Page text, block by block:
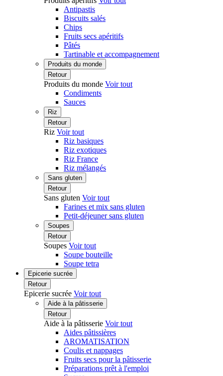
Antipastis
Biscuits salés
Chips
Fruits secs apéritifs
Pâtés
Tartinable et accompagnement
Produits du monde
Retour
Produits du monde Voir tout
Condiments
Sauces
Riz
Retour
Riz Voir tout
Riz basiques
Riz exotiques
Riz France
Riz mélangés
Sans gluten
Retour
Sans gluten Voir tout
Farines et mix sans gluten
Petit-déjeuner sans gluten
Soupes
Retour
Soupes Voir tout
Soupe bouteille
Soupe tetra
Epicerie sucrée
Retour
Epicerie sucrée Voir tout
Aide à la pâtisserie
Retour
Aide à la pâtisserie Voir tout
Aides pâtissières
AROMATISATION
Coulis et nappages
Fruits secs pour la pâtisserie
Préparations prêt à l'emploi